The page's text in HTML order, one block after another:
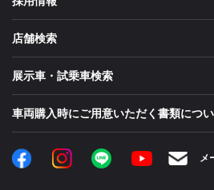
店舗検索
展示車・試乗車検索
車両購入時にご用意いただく書類につ
FacebookInstagramLINE YouTube メ